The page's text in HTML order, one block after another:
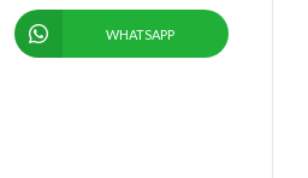
WHATSAPP